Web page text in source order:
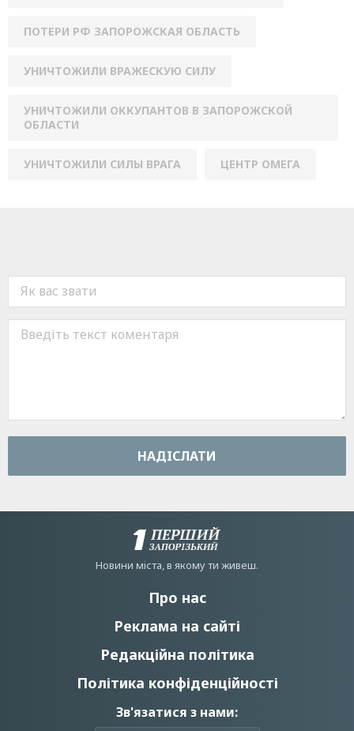
ПОТЕРИ РФ ЗАПОРОЖСКАЯ ОБЛАСТЬ
УНИЧТОЖИЛИ ВРАЖЕСКУЮ СИЛУ
УНИЧТОЖИЛИ ОККУПАНТОВ В ЗАПОРОЖСКОЙ
ОБЛАСТИ
УНИЧТОЖИЛИ СИЛЫ ВРАГА ЦЕНТР ОМЕГА
НАДIСЛАТИ
Новини мiста, в якому ти живеш.
Про нас
Реклама на сайті
Редакційна політика
Політика конфіденційності
Зв'язатися з нами: